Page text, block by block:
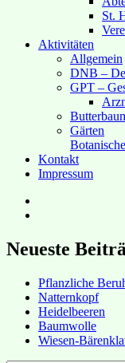
St.
Aktivitäten
Allgemein
DNB –
GPT –
Gärten
Kontakt
Impressum
Instagram
Neueste
Pflanzliche
Natternkopf
Heidelbeeren
Baumwolle
Wiesen-